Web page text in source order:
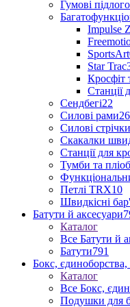
Гумові
Impulse
SportsArt
Star Trac
Кросфіт
Станції
Сендбегі22
Силові рами26
Силові стрічки
Скакалки
Станції для
Тумби та
Петлі TRX10
Швидкісні
Батути й аксесуари
Каталог
Все Батути й
Батути791
Бокс,
Каталог
Все Бокс,
Подушки для